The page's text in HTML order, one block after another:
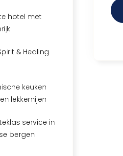
hotel met
& Healing
keuken
lekkernijen
service in
bergen